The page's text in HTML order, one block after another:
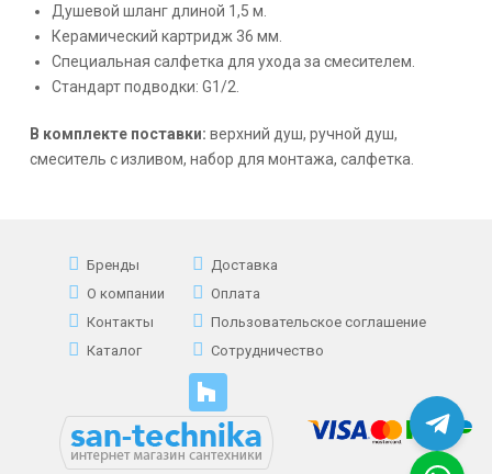
Душевой шланг длиной 1,5 м.
Керамический картридж 36 мм.
Специальная салфетка для ухода за смесителем.
Стандарт подводки: G1/2.
В комплекте поставки: верхний душ, ручной душ,
смеситель с изливом, набор для монтажа, салфетка.
Бренды
О компании
Контакты
Каталог
Доставка
Оплата
Пользовательское соглашение
Сотрудничество